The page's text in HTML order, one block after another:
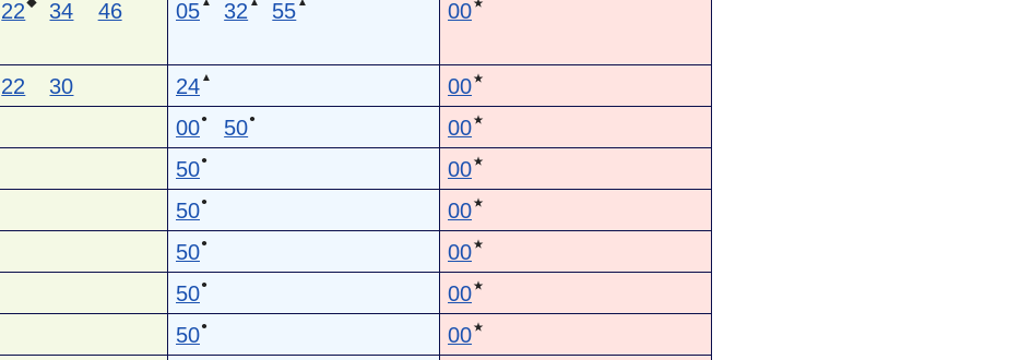
22 ◆ 34
46
05 32 55 00★
22 30 24 ▲ 00★
00● 50● 00★
50● 00★
50● 00★
50● 00★
50● 00★
50● 00★